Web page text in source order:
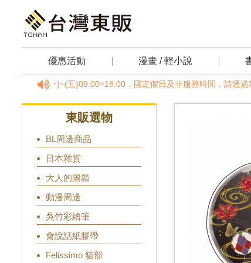
優惠活動 漫畫 / 輕小說
，(一)~(五)09:00~18:00，國定假日及非服務時間，請透過客服
東販選物
BL周邊商品
日本雜貨
大人的圖鑑
動漫周邊
吳竹彩繪筆
會說話紙膠帶
Felissimo 貓部